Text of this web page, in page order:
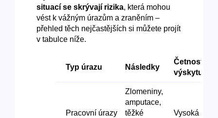
situací se skrývají rizika, která mohou
vést k vážným úrazům a zraněním –⁠⁠⁠⁠⁠⁠
přehled těch nejčastějších si můžete projít
v tabulce níže.
Typ úrazu Následky
Četnost
výskytu
Pracovní úrazy
Zlomeniny,
amputace,
těžké
Vysoká